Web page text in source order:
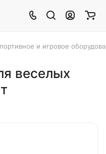
и игровое
веселых